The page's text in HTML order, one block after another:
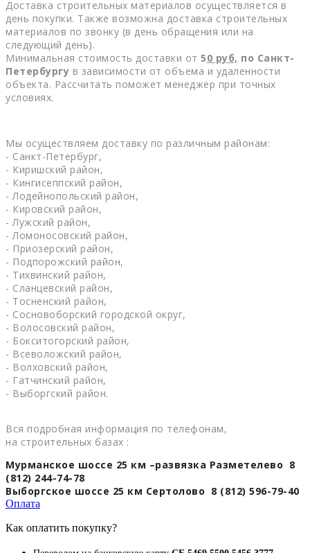
Доставка строительных материалов осуществляется в
день покупки. Также возможна доставка строительных
материалов по звонку (в день обращения или на
следующий день).
Минимальная стоимость доставки от 50 руб, по Санкт-
Петербургу в зависимости от объема и удаленности
объекта. Рассчитать поможет менеджер при точных
условиях.
Мы осуществляем доставку по различным районам:
- Санкт-Петербург,
- Киришский район,
- Кингисеппский район,
- Лодейнопольский район,
- Кировский район,
- Лужский район,
- Ломоносовский район,
- Приозерский район,
- Подпорожский район,
- Тихвинский район,
- Сланцевский район,
- Тосненский район,
- Сосновоборский городской округ,
- Волосовский район,
- Бокситогорский район,
- Всеволожский район,
- Волховский район,
- Гатчинский район,
- Выборгский район.
Вся подробная информация по телефонам,
на строительных базах :
Мурманское шоссе 25 км –развязка Разметелево 8
(812) 244-74-78
Выборгское шоссе 25 км Сертолово 8 (812) 596-79-40
Оплата
Как оплатить покупку?